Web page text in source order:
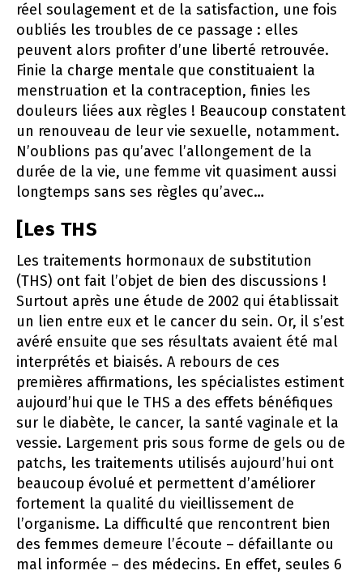
réel soulagement et de la satisfaction, une fois
oubliés les troubles de ce passage : elles
peuvent alors profiter d’une liberté retrouvée.
Finie la charge mentale que constituaient la
menstruation et la contraception, finies les
douleurs liées aux règles ! Beaucoup constatent
un renouveau de leur vie sexuelle, notamment.
N’oublions pas qu’avec l’allongement de la
durée de la vie, une femme vit quasiment aussi
longtemps sans ses règles qu’avec…
[Les THS
Les traitements hormonaux de substitution
(THS) ont fait l’objet de bien des discussions !
Surtout après une étude de 2002 qui établissait
un lien entre eux et le cancer du sein. Or, il s’est
avéré ensuite que ses résultats avaient été mal
interprétés et biaisés. A rebours de ces
premières affirmations, les spécialistes estiment
aujourd’hui que le THS a des effets bénéfiques
sur le diabète, le cancer, la santé vaginale et la
vessie. Largement pris sous forme de gels ou de
patchs, les traitements utilisés aujourd’hui ont
beaucoup évolué et permettent d’améliorer
fortement la qualité du vieillissement de
l’organisme. La difficulté que rencontrent bien
des femmes demeure l’écoute – défaillante ou
mal informée – des médecins. En effet, seules 6